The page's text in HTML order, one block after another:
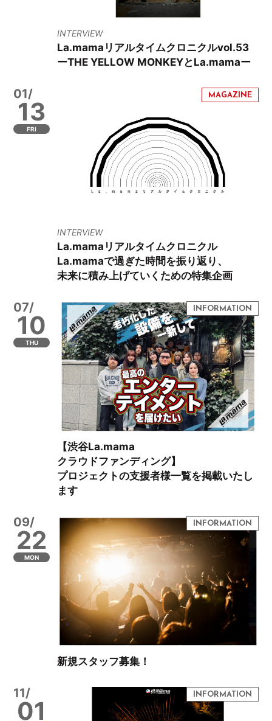
INTERVIEW
La.mamaリアルタイムクロニクルvol.53
ーTHE YELLOW MONKEYとLa.mamaー
01/
13
FRI
INTERVIEW
La.mamaリアルタイムクロニクル
La.mamaで過ぎた時間を振り返り、
未来に積み上げていくための特集企画
07/
10
THU
【渋谷La.mama
クラウドファンディング】
プロジェクトの支援者様一覧を掲載いたし
ます
09/
22
MON
新規スタッフ募集！
11/
01